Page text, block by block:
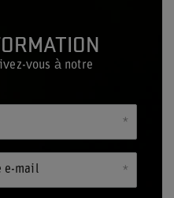
vous à notre
e-mail